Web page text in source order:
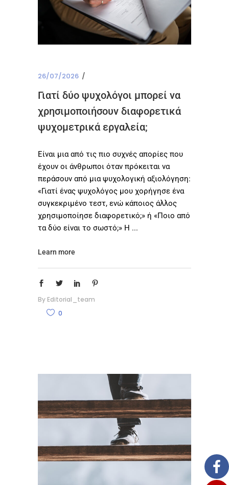
26/07/2026
Γιατί δύο ψυχολόγοι μπορεί να
χρησιμοποιήσουν διαφορετικά
ψυχομετρικά εργαλεία;
Είναι μια από τις πιο συχνές απορίες που
έχουν οι άνθρωποι όταν πρόκειται να
περάσουν από μια ψυχολογική αξιολόγηση:
«Γιατί ένας ψυχολόγος μου χορήγησε ένα
συγκεκριμένο τεστ, ενώ κάποιος άλλος
χρησιμοποίησε διαφορετικό;» ή «Ποιο από
τα δύο είναι το σωστό;» Η
Learn more
By Editorial_team
0